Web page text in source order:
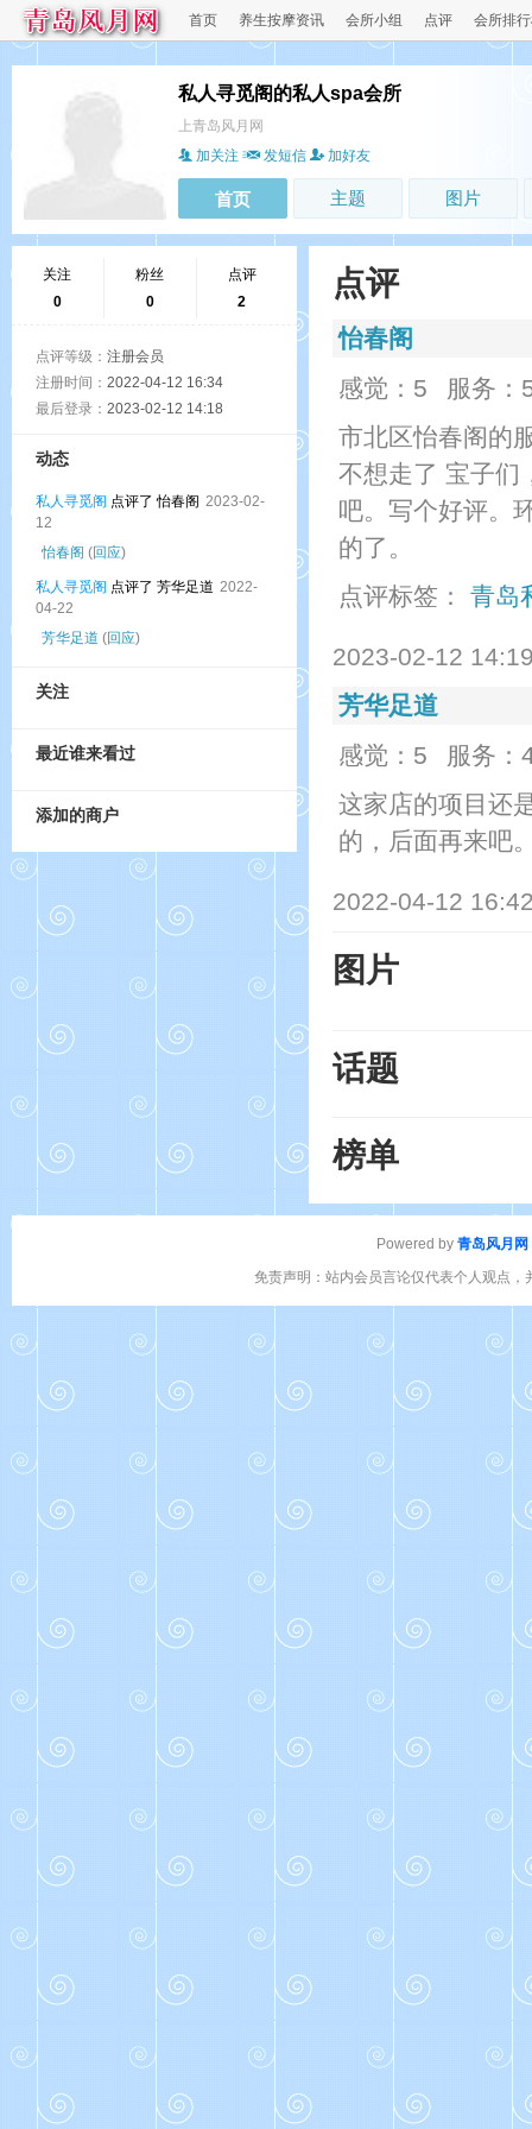
首页 养生按摩资讯 会所小组 点评 会所排
私人寻觅阁的私人spa会所
上青岛风月网
加关注
发短信 加好友
首页 主题 图片
关注
0
粉丝
0
点评
2
点评等级： 注册会员
注册时间： 2022-04-12 16:34
最后登录： 2023-02-12 14:18
动态
私人寻觅阁 点评了 怡春阁 2023-02-
12
怡春阁 (回应)
私人寻觅阁 点评了 芳华足道 2022-
04-22
芳华足道 (回应)
关注
最近谁来看过
添加的商户
点评
怡春阁
感觉：5
服务：
市北区怡春阁的
不想走了 宝子们
吧。写个好评。
的了。
点评标签： 青岛
2023-02-12
芳华足道
感觉：5
服务：
这家店的项目还
的，后面再来吧
2022-04-12
图片
话题
榜单
Powered by 青岛风月网
免责声明：站内会员言论仅代表个人观点